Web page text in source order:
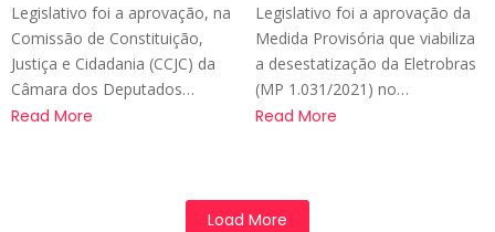
Legislativo foi a aprovação, na
Comissão de Constituição,
Justiça e Cidadania (CCJC) da
Câmara dos Deputados…
Read More
Legislativo foi a aprovação da
Medida Provisória que viabiliza
a desestatização da Eletrobras
(MP 1.031/2021) no…
Read More
Load More